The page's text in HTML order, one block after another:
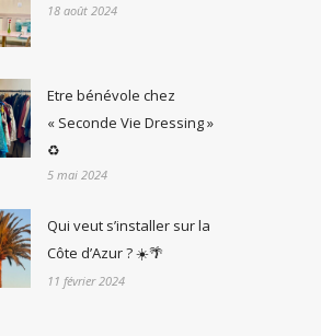
18 août 2024
Etre bénévole chez
« Seconde Vie Dressing »
♻️
5 mai 2024
Qui veut s’installer sur la
Côte d’Azur ? ☀️🌴
11 février 2024